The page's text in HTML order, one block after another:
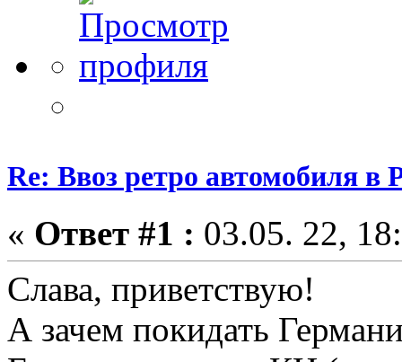
Re: Ввоз ретро автомобиля
« Ответ #1 : 03.05. 22,
Слава, приветствую!
А зачем покидать